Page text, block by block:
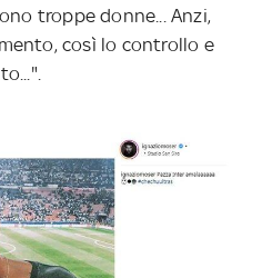
troppe donne... Anzi,
così lo controllo e